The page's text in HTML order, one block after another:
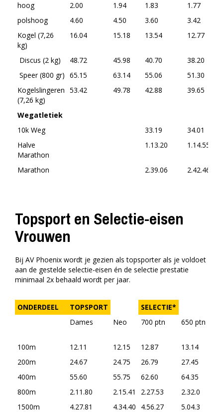
hoog
2.00 1.94 1.83 1.77
polshoog
4.60 4.50 3.60 3.42
Kogel (7,26
kg)
16.04 15.18 13.54 12.77
Discus (2 kg) 48.72 45.98 40.70 38.20
Speer (800 gr) 65.15 63.14 55.06 51.30
Kogelslingeren
(7,26 kg)
53.42 49.78 42.88 39.65
Wegatletiek
10k Weg
33.19 34.01
Halve
Marathon
1.13.20 1.14.55
Marathon 2.39.06 2.42.46
Topsport en Selectie-eisen
Vrouwen
Bij AV Phoenix wordt je gezien als topsporter als je voldoet
aan de gestelde selectie-eisen én de selectie prestatie
minimaal 2x behaald wordt per jaar.
ONDERDEEL TOPSPORT
SELECTIE*
Dames
Neo 700 ptn 650 ptn
100m
12.11 12.15 12.87 13.14
200m
24.67 24.75 26.79 27.45
400m
55.60 55.75 62.60 64.35
800m
2.11.80 2.15.41 2.27.53 2.32.0
1500m
4.27.81 4.34.40 4.56.27 5.04.3